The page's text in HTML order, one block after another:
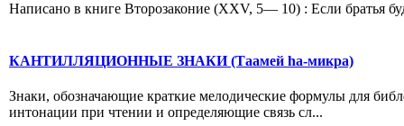
Написано в книге Второзаконие (XXV, 5— 10) : Если братья
КАНТИЛЛЯЦИОННЫЕ ЗНАКИ (Таамей hа-микра)
Знаки, обозначающие краткие мелодические формулы для
интонации при чтении и определяющие связь сл...